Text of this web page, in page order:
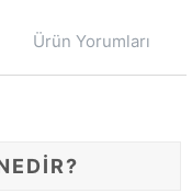
Ürün Yorumları